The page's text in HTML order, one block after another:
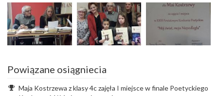
Powiązane osiągniecia
Maja Kostrzewa z klasy 4c zajęła I miejsce w finale Poetyckiego